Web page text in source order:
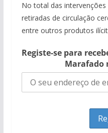
No total das
retiradas de circulação
entre outros produtos
Registe-se para
Marafado